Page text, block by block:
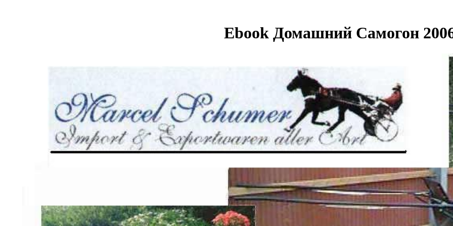
Ebook Домашний Самогон